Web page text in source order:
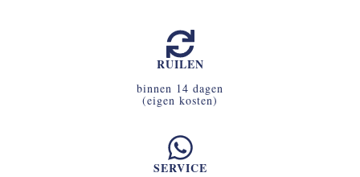
RUILEN
binnen 14 dagen
(eigen kosten)
SERVICE